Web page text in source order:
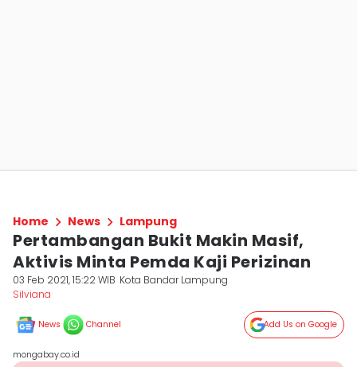
Home News Lampung
Pertambangan Bukit Makin Masif,
Aktivis Minta Pemda Kaji Perizinan
03 Feb 2021, 15:22 WIB Kota Bandar Lampung
Silviana
News Channel Add Us on Google
mongabay.co.id